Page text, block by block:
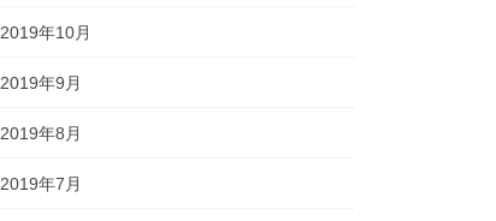
2019年10月
2019年9月
2019年8月
2019年7月